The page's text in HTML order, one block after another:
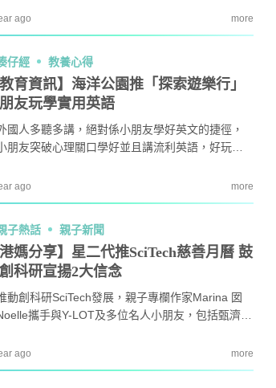
！以下兩款親子食譜，可以俾家長參考。
ago more
仔經 教養心得
教育資訊】海洋公園推「探索遊樂行」
友玩學實用英語
國人多聽多講，絕對係小朋友學好英文的捷徑，
朋友突破心理關口學好並且講流利英語，好玩的
明年一月至四月舉辦充實又好玩的「探索遊樂
，由外籍和本地專業導師帶小朋友走訪本港社區
、計劃路線及飲食四大範疇的實用英語！
ago more
子熱話 親子新聞
港媽分享】星二代推SciTech慈善月曆 鼓
科研宣揚2大信念
動創科研SciTech發展，親子專欄作家Marina 囡
攜手與Y-LOT及多位名人小朋友，包括甄濟嘉
子謙（Evan）(鄭中基及余思敏之女兒及兒子) 、
(Uma)（蔣怡與翁狄森之女兒) 等，共同推出202
ago more